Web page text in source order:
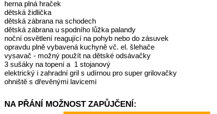
herna plná hraček
dětská židlička
dětská zábrana na schodech
dětská zábrana u spodního lůžka palandy
noční osvětlení reagující na pohyb nebo do zásuvek
opravdu plně vybavená kuchyně vč. el. šlehače
vysavač - možný použít na dětské odsávačky
3 sušáky na topení a 1 stojanový
elektrický i zahradní gril s udírnou pro super grilovačky
ohniště s dřevěnými lavicemi
NA PŘÁNÍ MOŽNOST ZAPŮJČENÍ: